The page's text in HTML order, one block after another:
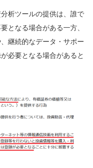
析ツールの提供は、誰で
となる場合がある一方、
継続的なデータ・サポー
必要となる場合があると